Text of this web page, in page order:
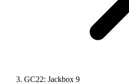
GC22: Jackbox 9